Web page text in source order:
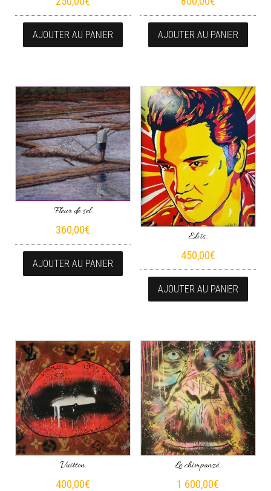
AJOUTER AU PANIER AJOUTER AU PANIER
Fleur de sel.
360,00€
AJOUTER AU PANIER
Elvis.
450,00€
AJOUTER AU PANIER
Vuitton.
400,00€
Le chimpanzé.
1 600,00€